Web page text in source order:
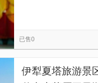
已售0
伊犁夏塔旅游景